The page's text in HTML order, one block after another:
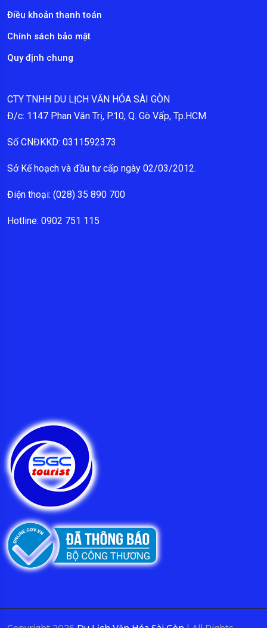
Điều khoản thanh toán
Chính sách bảo mật
Quy định chung
CTY TNHH DU LỊCH VĂN HÓA SÀI GÒN
Đ/c: 1147 Phan Văn Trị, P.10, Q. Gò Vấp, Tp.HCM
Số CNĐKKD: 0311592373
Sở Kế hoạch và đầu tư cấp ngày 02/03/2012.
Điện thoại: (028) 35 890 700
Hotline: 0902 751 115